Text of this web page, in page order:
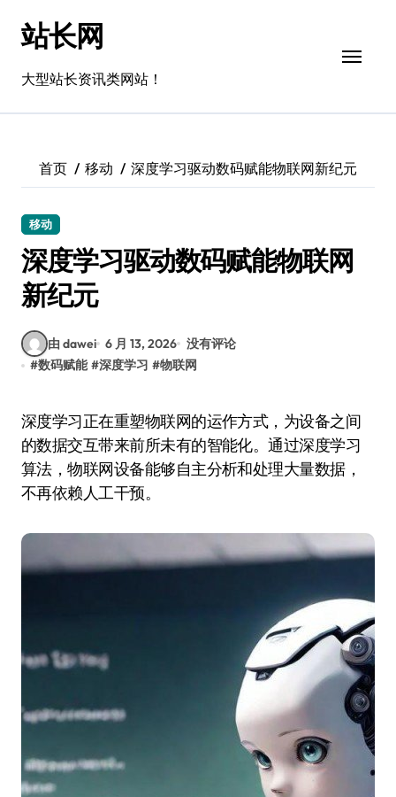
站长网
大型站长资讯类网站！
首页 移动 深度学习驱动数码赋能物联网新纪元
移动
深度学习驱动数码赋能物联网
新纪元
由 dawei 6 月 13, 2026 没有评论
#数码赋能 #深度学习 #物联网
深度学习正在重塑物联网的运作方式，为设备之间
的数据交互带来前所未有的智能化。通过深度学习
算法，物联网设备能够自主分析和处理大量数据，
不再依赖人工干预。